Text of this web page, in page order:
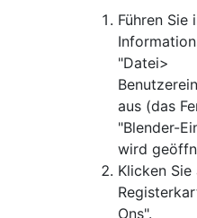
Führen Sie
"Datei>
aus (das
"Blender-
wird
Klicken
Ons".